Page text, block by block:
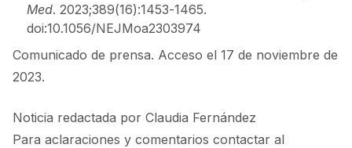
Med. 2023;389(16):1453-1465.
doi:10.1056/NEJMoa2303974
Comunicado de prensa. Acceso el 17 de noviembre de
2023.
Noticia redactada por Claudia Fernández
Para aclaraciones y comentarios contactar al